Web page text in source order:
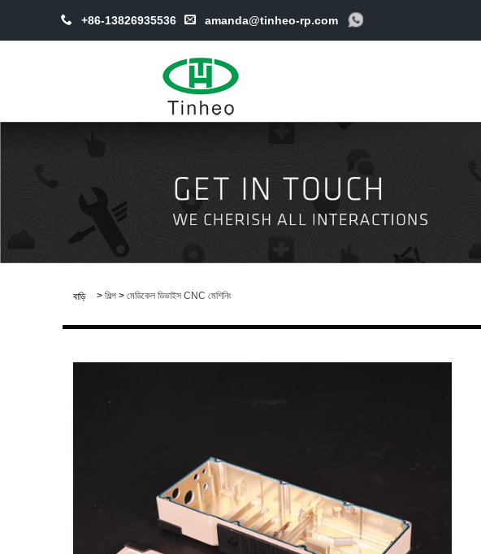
+86-13826935536 amanda@tinheo-rp.com
বাড়ি > শিল্প > মেডিকেল ডিভাইস CNC মেশিনিং